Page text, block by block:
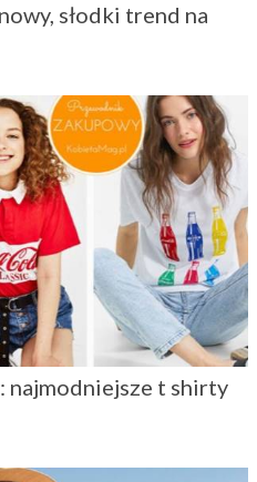
słodki trend na
najmodniejsze t shirty